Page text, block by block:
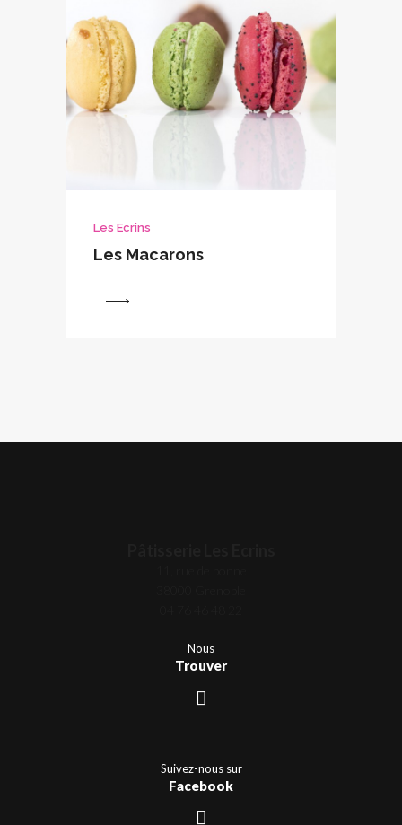
Les Ecrins
Les Macarons
Nous
Trouver
Suivez-nous sur
Facebook